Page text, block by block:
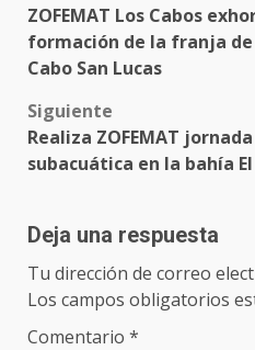
navigation
ZOFEMAT Los Cabos
formación de la franja
Cabo San Lucas
Siguiente
Realiza ZOFEMAT
subacuática en la bahía
Deja una respuesta
Tu dirección de correo
Los campos obligatorios
Comentario *